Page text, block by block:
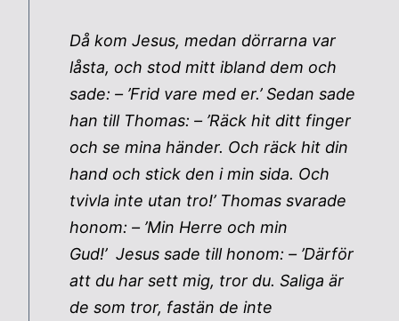
Då kom Jesus, medan dörrarna var
låsta, och stod mitt ibland dem och
sade: – ’Frid vare med er.’ Sedan sade
han till Thomas: – ’Räck hit ditt finger
och se mina händer. Och räck hit din
hand och stick den i min sida. Och
tvivla inte utan tro!’ Thomas svarade
honom: – ’Min Herre och min
Gud!’ Jesus sade till honom: – ’Därför
att du har sett mig, tror du. Saliga är
de som tror, fastän de inte